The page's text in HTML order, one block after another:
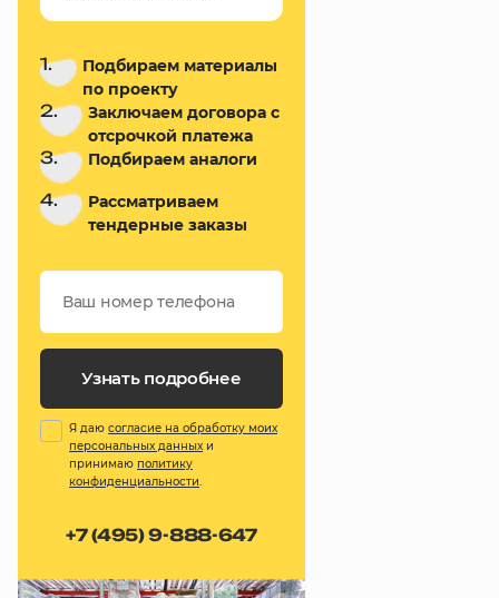
1.
Подбираем материалы
по проекту
2.
Заключаем договора с
отсрочкой платежа
3. Подбираем аналоги
4.
Рассматриваем
тендерные заказы
Узнать подробнее
Я даю согласие на обработку моих
персональных данных и
принимаю политику
конфиденциальности.
+7 (495) 9-888-647